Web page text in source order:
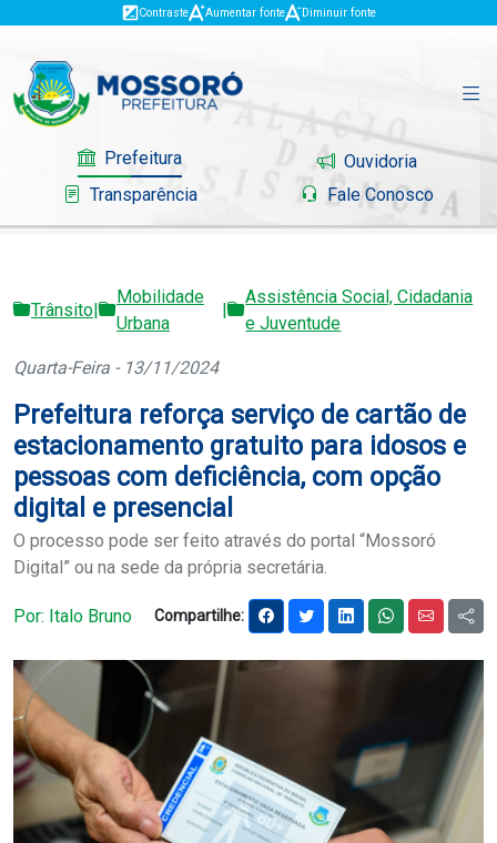
Contraste Aumentar fonte Diminuir fonte
Prefeitura
Ouvidoria
Transparência
Fale Conosco
Governo
Mossoró
Serviços
Notícias
Carta de Serviço
PESQUISAR
Trânsito|
Mobilidade
Urbana
|
Assistência Social, Cidadania
e Juventude
Quarta-Feira - 13/11/2024
Prefeitura reforça serviço de cartão de
estacionamento gratuito para idosos e
pessoas com deficiência, com opção
digital e presencial
O processo pode ser feito através do portal “Mossoró
Digital” ou na sede da própria secretária.
Por: Italo Bruno Compartilhe: